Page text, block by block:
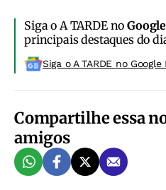
Siga o A TARDE no
principais destaques do
Siga o A TARDE no
Compartilhe essa
amigos